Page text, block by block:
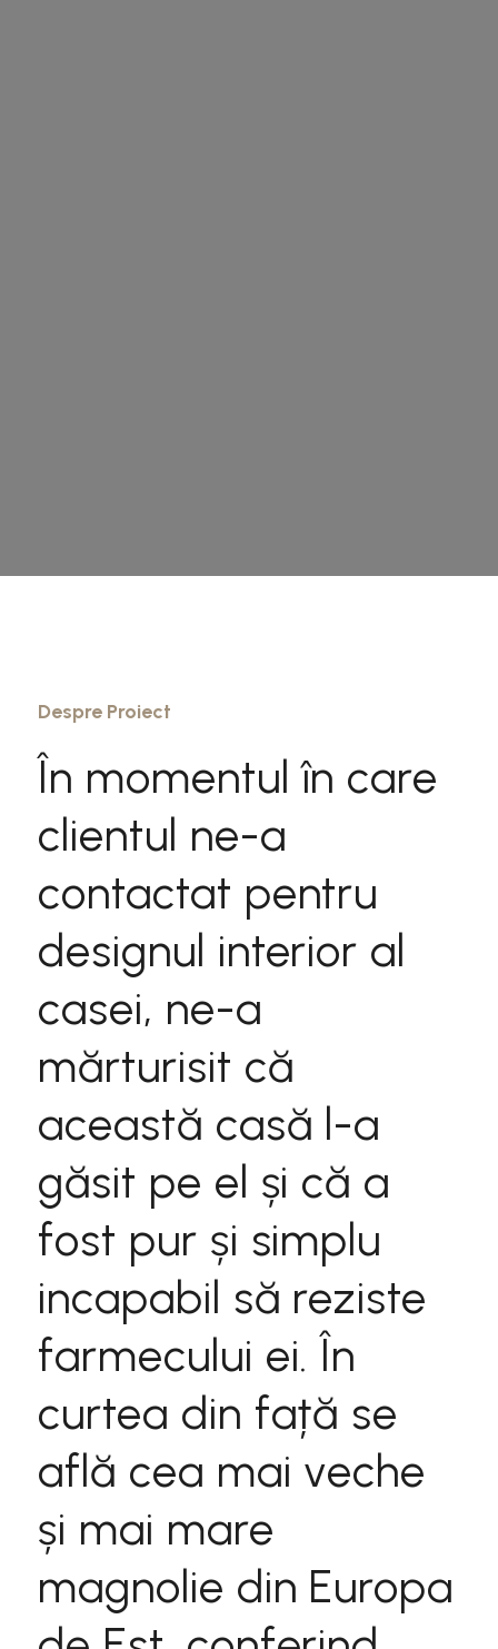
Despre Proiect
În momentul în care
clientul ne-a
contactat pentru
designul interior al
casei, ne-a
mărturisit că
această casă l-a
găsit pe el și că a
fost pur și simplu
incapabil să reziste
farmecului ei. În
curtea din față se
află cea mai veche
și mai mare
magnolie din Europa